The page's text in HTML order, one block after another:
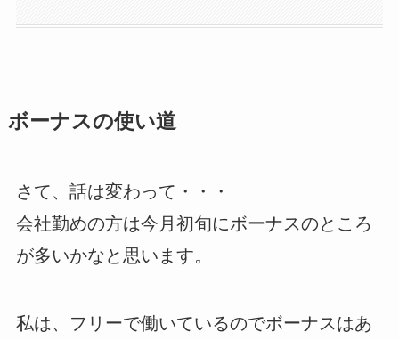
ボーナスの使い道
さて、話は変わって・・・
会社勤めの方は今月初旬にボーナスのところ
が多いかなと思います。
私は、フリーで働いているのでボーナスはあ